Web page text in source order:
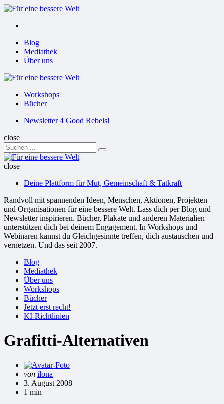
Menu
Menu
Blog
Mediathek
Über uns
Für
Workshops
Bücher
SuchenNewsletter 4 Good Rebels!
close
Search
for:
Suchen
Für
Welt
close
Deine Plattform für Mut, Gemeinschaft & Tatkraft
Randvoll mit spannenden Ideen, Menschen, Aktionen, Projekten
und Organisationen für eine bessere Welt. Lass dich per Blog und
Newsletter inspirieren. Bücher, Plakate und anderen Materialien
unterstützen dich bei deinem Engagement. In Workshops und
Webinaren kannst du Gleichgesinnte treffen, dich austauschen und
vernetzen. Und das seit 2007.
Blog
Mediathek
Über uns
Workshops
Bücher
Jetzt erst recht!
KI-Richtlinien
Grafitti-Alternativen
Gepostet
von
von ilona
3. August 2008
1 min